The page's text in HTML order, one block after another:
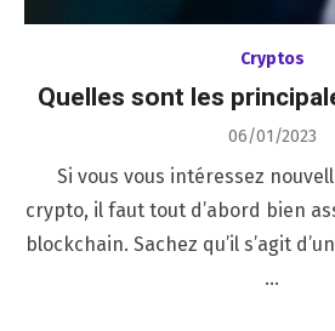
Cryptos
Quelles sont les
Posted
06/01/2023
Si vous vous intéressez
crypto, il faut tout d’abord bien
blockchain. Sachez qu’il s’agit
…